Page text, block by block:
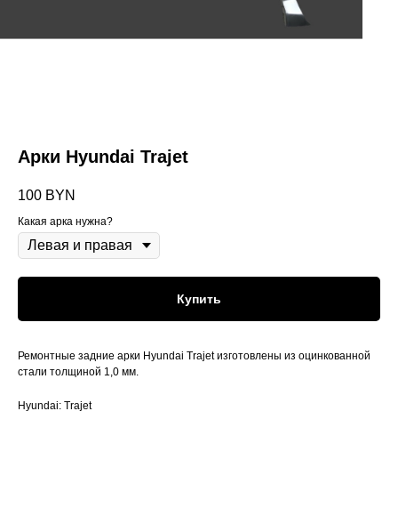
Арки Hyundai Trajet
100 BYN
Какая арка нужна?
Купить
Ремонтные задние арки Hyundai Trajet изготовлены из оцинкованной
стали толщиной 1,0 мм.
Hyundai: Trajet